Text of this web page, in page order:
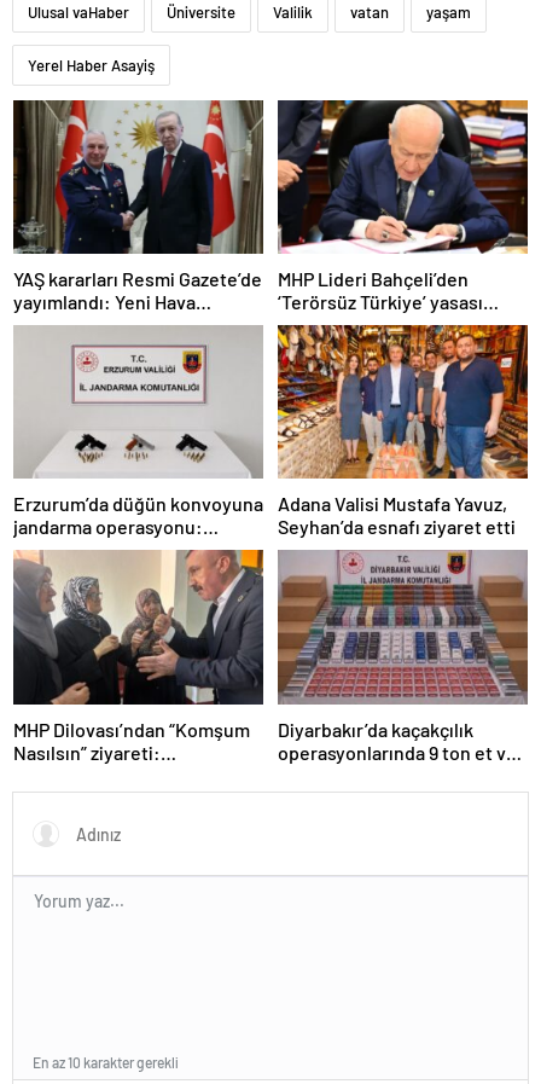
Ulusal vaHaber Üniversite Valilik vatan yaşam
Yerel Haber Asayiş
YAŞ kararları Resmi Gazete’de
yayımlandı: Yeni Hava
Kuvvetleri Komutanı
Orgeneral Rafet Dalkıran
MHP Lideri Bahçeli’den
‘Terörsüz Türkiye’ yasası
açıklaması: “Herkes kazandı”
Erzurum’da düğün konvoyuna
jandarma operasyonu:
Silahlar ele geçirildi, ağır
cezalar kesildi
Adana Valisi Mustafa Yavuz,
Seyhan’da esnafı ziyaret etti
MHP Dilovası’ndan “Komşum
Nasılsın” ziyareti:
insan var”
Diyarbakır’da kaçakçılık
operasyonlarında 9 ton et ve
geçirildi
En az 10 karakter gerekli